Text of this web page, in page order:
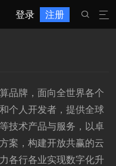
登录 注册 

品牌，面向全世界各个
个人开发者，提供全球
技术产品与服务，以卓
案，构建开放共赢的云
各行各业实现数字化升